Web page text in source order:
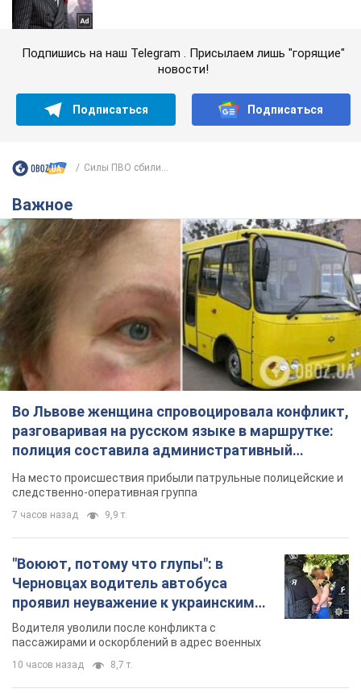
Подпишись на наш Telegram . Присылаем лишь "горящие"
новости!
Подписаться Подписаться
Силы ПВО сбили...
Важное
Во Львове женщина спровоцировала конфликт,
разговаривая на русском языке в маршрутке:
полиция составила административный
протокол. Видео
На место происшествия прибыли патрульные полицейские и
следственно-оперативная группа
7 часов назад 9,9 т.
"Воюют, потому что глупы": в
Черновцах водитель автобуса
проявил неуважение к украинским
военным и поплатился за это.
Видео
Водителя уволили после конфликта с
пассажирами и оскорблений в адрес военных
10 часов назад 8,7 т.